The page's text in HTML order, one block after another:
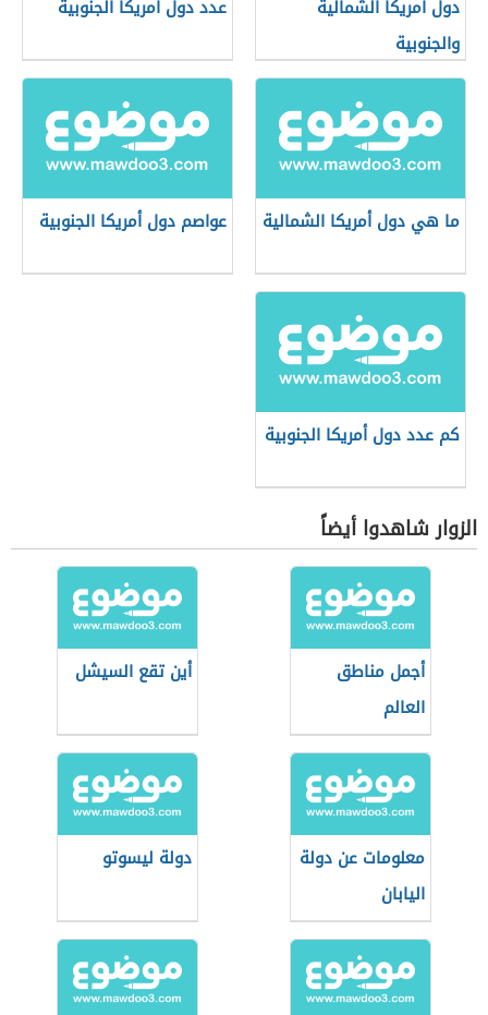
دول أمريكا الشمالية
والجنوبية
عدد دول أمريكا الجنوبية
ما هي دول أمريكا الشمالية عواصم دول أمريكا الجنوبية
كم عدد دول أمريكا الجنوبية
الزوار شاهدوا أيضاً
أجمل مناطق
العالم
أين تقع السيشل
معلومات عن دولة
اليابان
دولة ليسوتو